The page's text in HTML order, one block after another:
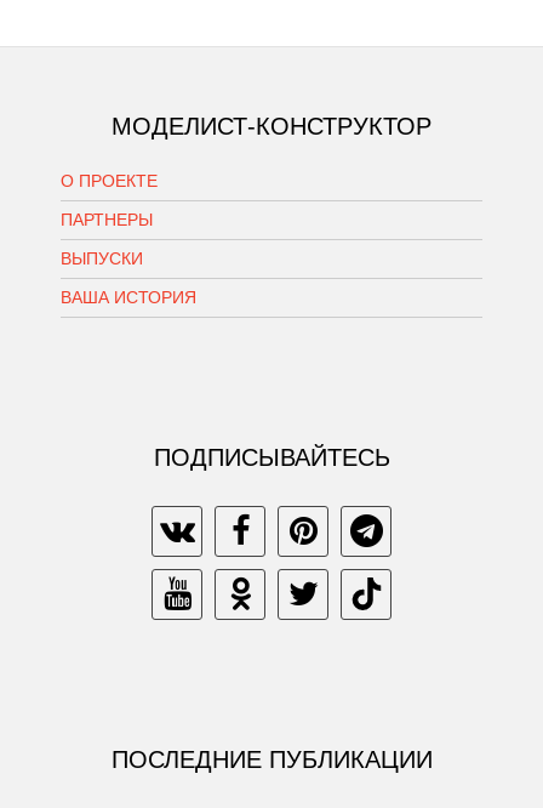
МОДЕЛИСТ-КОНСТРУКТОР
О ПРОЕКТЕ
ПАРТНЕРЫ
ВЫПУСКИ
ВАША ИСТОРИЯ
ПОДПИСЫВАЙТЕСЬ
ПОСЛЕДНИЕ ПУБЛИКАЦИИ